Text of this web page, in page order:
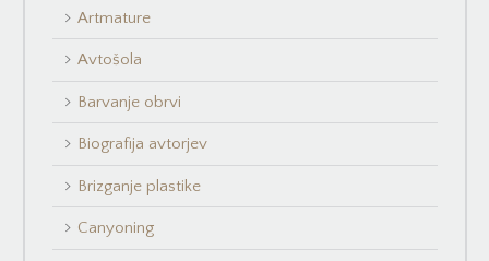
Artmature
Avtošola
Barvanje obrvi
Biografija avtorjev
Brizganje plastike
Canyoning